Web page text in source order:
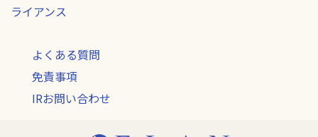
ライアンス
よくある質問
免責事項
IRお問い合わせ